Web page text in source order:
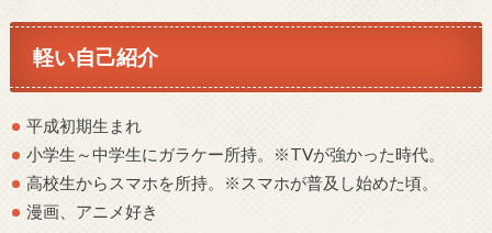
軽い自己紹介
平成初期生まれ
小学生～中学生にガラケー所持。※TVが強かった時代。
高校生からスマホを所持。※スマホが普及し始めた頃。
漫画、アニメ好き